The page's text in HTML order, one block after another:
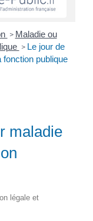
> Maladie ou
> Le jour de
publique
maladie
légale et